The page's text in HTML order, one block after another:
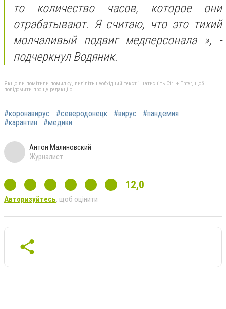
то количество часов, которое они
отрабатывают. Я считаю, что это тихий
молчаливый подвиг медперсонала », -
подчеркнул Водяник.
Якщо ви помітили помилку, виділіть необхідний текст і натисніть Ctrl + Enter, щоб
повідомити про це редакцію
#коронавирус #северодонецк #вирус
#пандемия
#карантин
#медики
Антон Малиновский
Журналист
12,0
Авторизуйтесь, щоб оцінити